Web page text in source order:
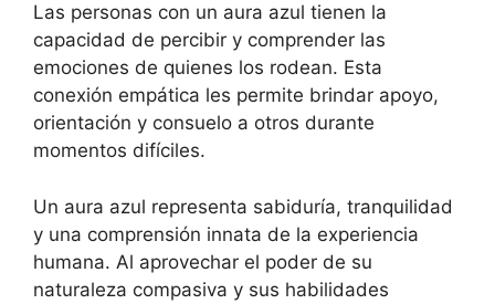
Las personas con un aura azul tienen la
capacidad de percibir y comprender las
emociones de quienes los rodean. Esta
conexión empática les permite brindar apoyo,
orientación y consuelo a otros durante
momentos difíciles.
Un aura azul representa sabiduría, tranquilidad
y una comprensión innata de la experiencia
humana. Al aprovechar el poder de su
naturaleza compasiva y sus habilidades